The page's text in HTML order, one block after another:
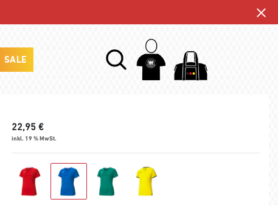
SALE
22,95 €
inkl. 19 % MwSt.